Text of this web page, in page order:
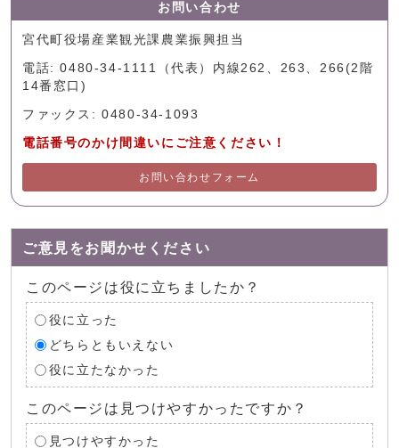
お問い合わせ
宮代町役場産業観光課農業振興担当
電話: 0480-34-1111（代表）内線262、263、266(2階
14番窓口)
ファックス: 0480-34-1093
電話番号のかけ間違いにご注意ください！
お問い合わせフォーム
ご意見をお聞かせください
このページは役に立ちましたか？
役に立った
どちらともいえない
役に立たなかった
このページは見つけやすかったですか？
見つけやすかった